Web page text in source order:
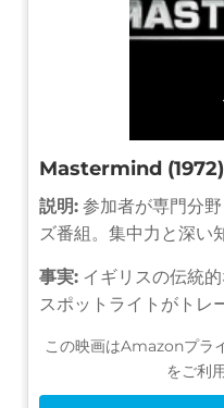
Mastermind (1972)
説明: 参加者が専門分
ズ番組。集中力と深い
事実: イギリスの伝統
スポットライトがトレ
この映画はAmazonプラ
をご利